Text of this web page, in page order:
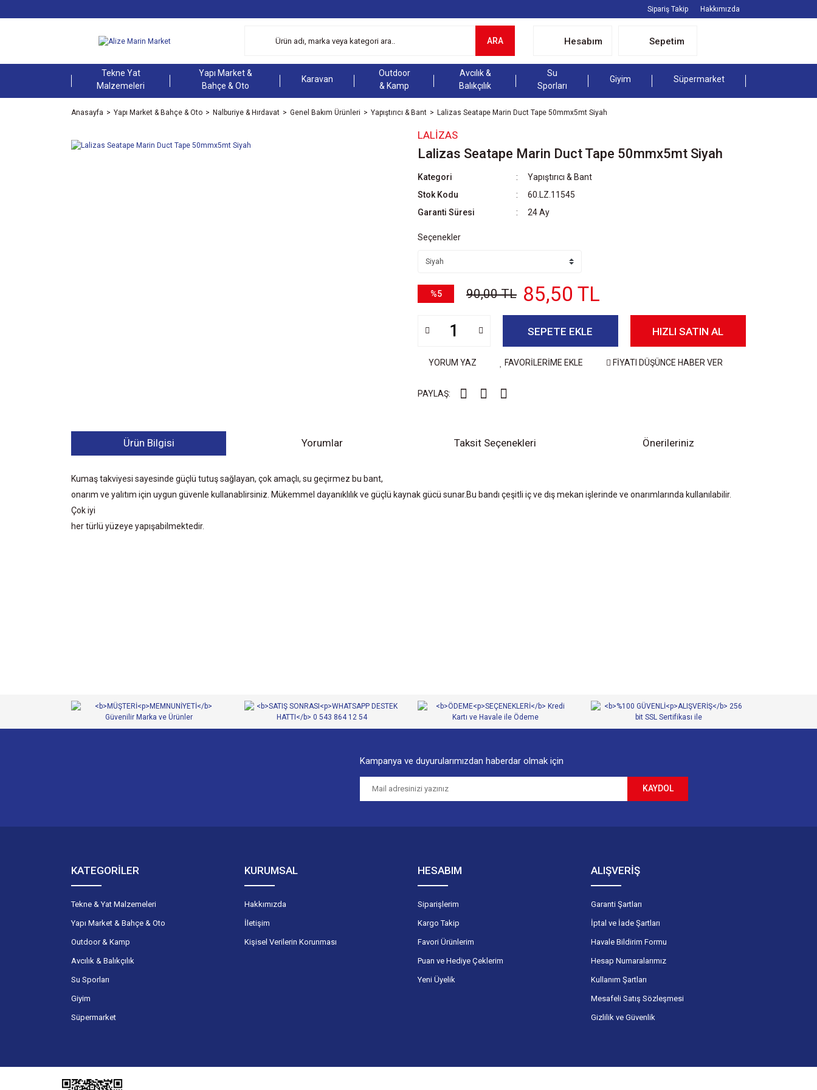
Sipariş Takip Hakkımızda
ARA Hesabım Sepetim
Tekne Yat
Malzemeleri
Yapı Market &
Bahçe & Oto
Karavan
Outdoor
& Kamp
Avcılık &
Balıkçılık
Su
Sporları
Giyim Süpermarket
Anasayfa Yapı Market & Bahçe & Oto Nalburiye & Hırdavat Genel Bakım Ürünleri Yapıştırıcı & Bant Lalizas Seatape Marin Duct Tape 50mmx5mt Siyah
LALIZAS
Lalizas Seatape Marin Duct Tape 50mmx5mt Siyah
Kategori
Yapıştırıcı & Bant
Stok Kodu
60.LZ.11545
Garanti Süresi
24 Ay
Seçenekler
%5 90,00 TL 85,50 TL
SEPETE EKLE HIZLI SATIN AL
YORUM YAZ FAVORİLERİME EKLE FİYATI DÜŞÜNCE HABER VER
PAYLAŞ:
Ürün Bilgisi Yorumlar Taksit Seçenekleri Önerileriniz
Kumaş takviyesi sayesinde güçlü tutuş sağlayan, çok amaçlı, su geçirmez bu bant,
onarım ve yalıtım için uygun güvenle kullanablirsiniz. Mükemmel dayanıklılık ve güçlü kaynak gücü sunar.Bu bandı çeşitli iç ve dış mekan işlerinde ve onarımlarında kullanılabilir.
Çok iyi
her türlü yüzeye yapışabilmektedir.
Ürün fiyatı diğer sitelerden daha pahalı.
Bu ürüne benzer farklı alternatifler olmalı.
Kampanya ve duyurularımızdan haberdar olmak için
KAYDOL
KATEGORİLER
Tekne & Yat Malzemeleri
Yapı Market & Bahçe & Oto
Outdoor & Kamp
Avcılık & Balıkçılık
Su Sporları
Giyim
Süpermarket
KURUMSAL
Hakkımızda
İletişim
Kişisel Verilerin Korunması
HESABIM
Siparişlerim
Kargo Takip
Favori Ürünlerim
Puan ve Hediye Çeklerim
Yeni Üyelik
ALIŞVERİŞ
Garanti Şartları
İptal ve İade Şartları
Havale Bildirim Formu
Hesap Numaralarımız
Kullanım Şartları
Mesafeli Satış Sözleşmesi
Gizlilik ve Güvenlik